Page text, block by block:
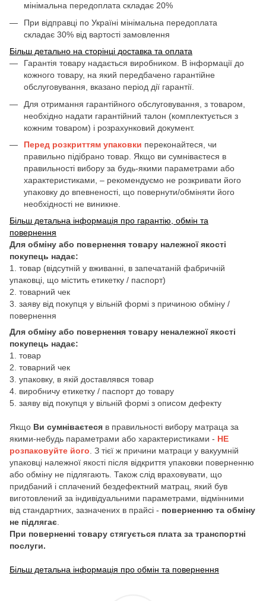
мінімальна передоплата складає 20%
При відправці по Україні мінімальна передоплата
складає 30% від вартості замовлення
Більш детально на сторінці доставка та оплата
Гарантія товару надається виробником. В інформації до
кожного товару, на який передбачено гарантійне
обслуговування, вказано період дії гарантії.
Для отримання гарантійного обслуговування, з товаром,
необхідно надати гарантійний талон (комплектується з
кожним товаром) і розрахунковий документ.
Перед розкриттям упаковки переконайтеся, чи
правильно підібрано товар. Якщо ви сумніваєтеся в
правильності вибору за будь-якими параметрами або
характеристиками, – рекомендуємо не розкривати його
упаковку до впевненості, що повернути/обміняти його
необхідності не виникне.
Більш детальна інформація про гарантію, обмін та
повернення
Для обміну або повернення товару належної якості
покупець надає:
1. товар (відсутній у вживанні, в запечатаній фабричній
упаковці, що містить етикетку / паспорт)
2. товарний чек
3. заяву від покупця у вільній формі з причиною обміну /
повернення
Для обміну або повернення товару неналежної якості
покупець надає:
1. товар
2. товарний чек
3. упаковку, в якій доставлявся товар
4. виробничу етикетку / паспорт до товару
5. заяву від покупця у вільній формі з описом дефекту
Якщо Ви сумніваєтеся в правильності вибору матраца за
якими-небудь параметрами або характеристиками - НЕ
розпаковуйте його. З тієї ж причини матраци у вакуумній
упаковці належної якості після відкриття упаковки поверненню
або обміну не підлягають. Також слід враховувати, що
придбаний і сплачений бездефектний матрац, який був
виготовлений за індивідуальними параметрами, відмінними
від стандартних, зазначених в прайсі - поверненню та обміну
не підлягає.
При поверненні товару стягується плата за транспортні
послуги.
Більш детальна інформація про обмін та повернення